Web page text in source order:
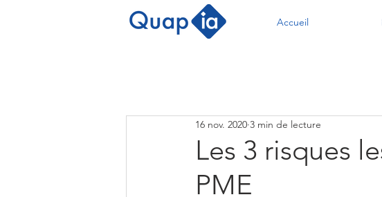
Accueil
Les 3 risques
PME
16 nov. 2020 3 min de lecture